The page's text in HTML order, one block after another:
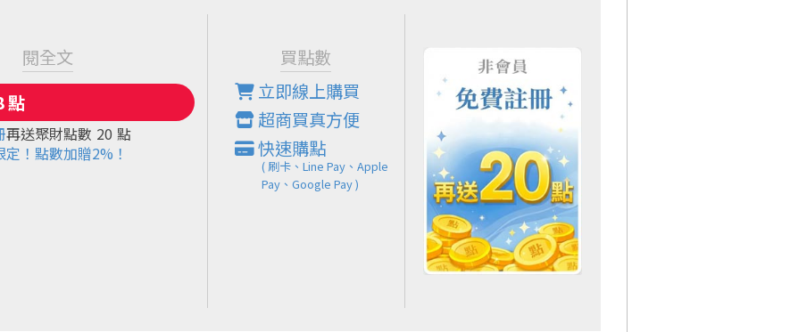
閱全文
再送聚財點數 20 點
！點數加贈2%！
買點數
立即線上購買
超商買真方便
快速購點
( 刷卡、Line Pay、Apple
Pay、Google Pay )